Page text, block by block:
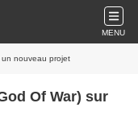
MENU
un nouveau projet
Of War) sur